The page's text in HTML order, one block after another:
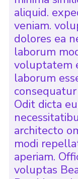
aliquid.
veniam.
dolores ea
laborum
voluptatem
laborum
Odit dicta
architecto
modi
aperiam.
voluptas